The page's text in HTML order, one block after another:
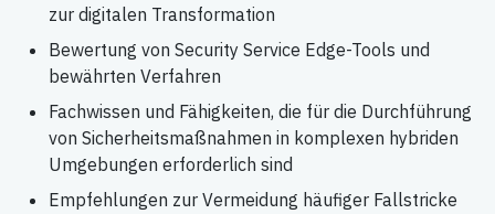
zur digitalen Transformation
Bewertung von Security Service Edge-Tools und
bewährten Verfahren
Fachwissen und Fähigkeiten, die für die Durchführung
von Sicherheitsmaßnahmen in komplexen hybriden
Umgebungen erforderlich sind
Empfehlungen zur Vermeidung häufiger Fallstricke